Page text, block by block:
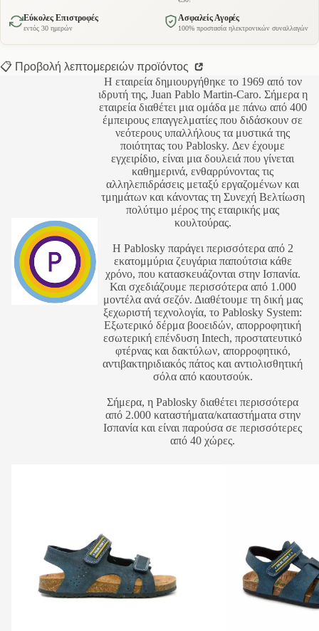
Εύκολες Επιστροφές
εντός 30 ημερών
Ασφαλείς Αγορές
100% προστασία ηλεκτρονικών συναλλαγών
📋 Προβολή λεπτομερειών προϊόντος
Η εταιρεία δημιουργήθηκε το 1969 από τον
ιδρυτή της, Juan Pablo Martin-Caro. Σήμερα η
εταιρεία διαθέτει μια ομάδα με πάνω από 400
έμπειρους επαγγελματίες που διδάσκουν σε
νεότερους υπαλλήλους τα μυστικά της
ποιότητας του Pablosky. Δεν έχουμε
εγχειρίδιο, είναι μια δουλειά που γίνεται
καθημερινά, ενθαρρύνοντας τις
αλληλεπιδράσεις μεταξύ εργαζομένων και
τμημάτων και κάνοντας τη Συνεχή Βελτίωση
πολύτιμο μέρος της εταιρικής μας
κουλτούρας.
Η Pablosky παράγει περισσότερα από 2
εκατομμύρια ζευγάρια παπούτσια κάθε
χρόνο, που κατασκευάζονται στην Ισπανία.
Και σχεδιάζουμε περισσότερα από 1.000
μοντέλα ανά σεζόν. Διαθέτουμε τη δική μας
ξεχωριστή τεχνολογία, το Pablosky System:
Εξωτερικό δέρμα βοοειδών, απορροφητική
εσωτερική επένδυση Intech, προστατευτικό
φτέρνας και δακτύλων, απορροφητικό,
αντιβακτηριδιακός πάτος και αντιολισθητική
σόλα από καουτσούκ.
Σήμερα, η Pablosky διαθέτει περισσότερα
από 2.000 καταστήματα/καταστήματα στην
Ισπανία και είναι παρούσα σε περισσότερες
από 40 χώρες.